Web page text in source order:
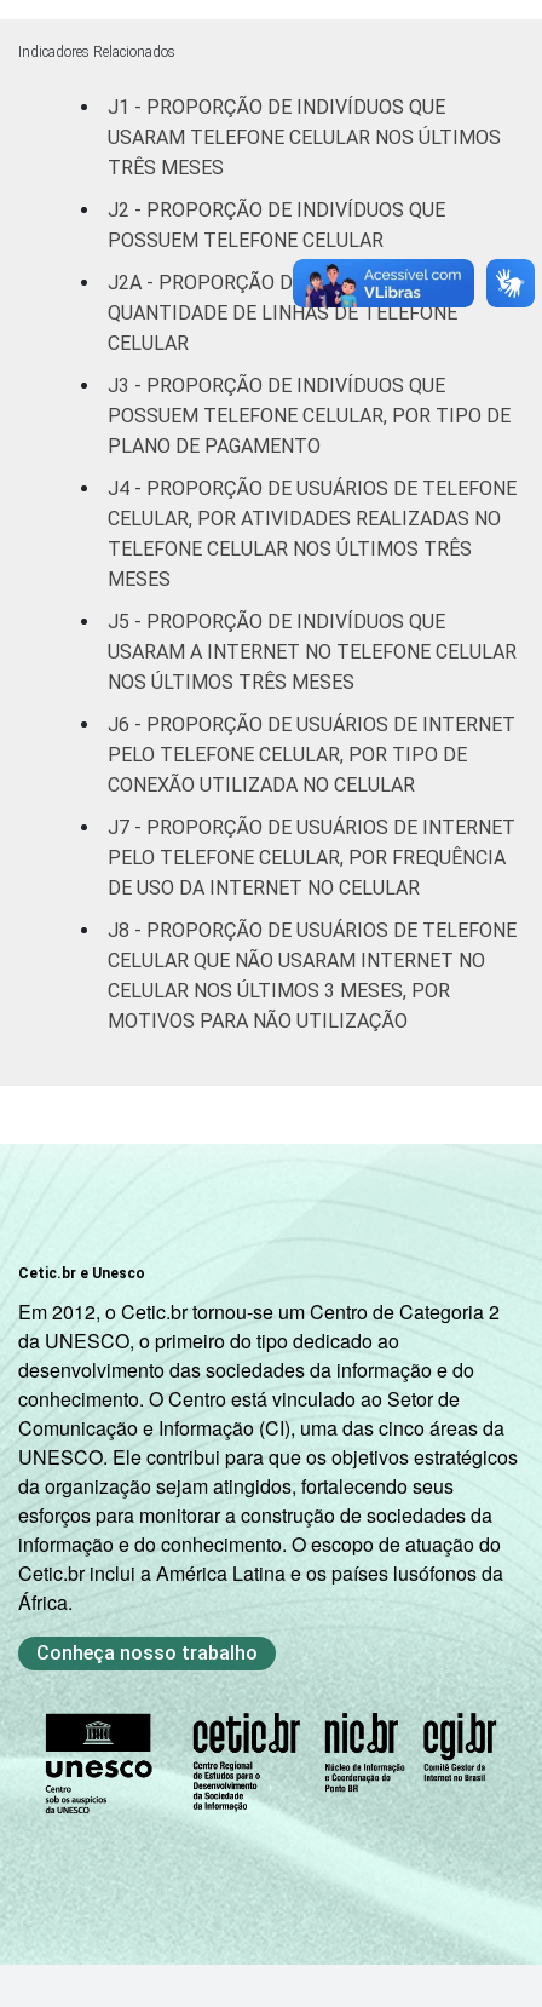
etária
anos
35 45 19
De 16 a 24
anos
anos
7 52 38 2
anos
De 45 a 59
De 60 anos
ou mais
32 52 14
Renda
Familiar
Até 1 SM 30 48 21
Mais de 1
18
Mais de 2
SM até 3 SM
12 56
Mais de 3
SM até 5 SM
9 55 32 4
Mais de 5
SM até 10
SM
4 61 33
Classe
Classe A 4 59 33 4
Classe D/ E 32 48 18 2
Classe
social
2015
Classe A 5 61 31
Classe B 5 57 34 4
Classe C 12 56 30
Classe D/ E 30 49 19 2
Condição
de
atividade
Não PEA 27 20
Base: 174.952.644 pessoas. Dados
coletados entre Novembro de 2015 e Junho
de 2016.
Indicadores Relacionados
J1 - PROPORÇÃO DE INDIVÍDUOS QUE
USARAM TELEFONE CELULAR NOS ÚLTIMOS
TRÊS MESES
J2 - PROPORÇÃO DE INDIVÍDUOS QUE
POSSUEM TELEFONE CELULAR
J2A - PROPORÇÃO DE INDIVÍDUOS, POR
QUANTIDADE DE LINHAS DE TELEFONE
CELULAR
J3 - PROPORÇÃO DE INDIVÍDUOS QUE
POSSUEM TELEFONE CELULAR, POR TIPO DE
PLANO DE PAGAMENTO
J4 - PROPORÇÃO DE USUÁRIOS DE TELEFONE
CELULAR, POR ATIVIDADES REALIZADAS NO
TELEFONE CELULAR NOS ÚLTIMOS TRÊS
MESES
J5 - PROPORÇÃO DE INDIVÍDUOS QUE
USARAM A INTERNET NO TELEFONE CELULAR
NOS ÚLTIMOS TRÊS MESES
J6 - PROPORÇÃO DE USUÁRIOS DE INTERNET
PELO TELEFONE CELULAR, POR TIPO DE
CONEXÃO UTILIZADA NO CELULAR
J7 - PROPORÇÃO DE USUÁRIOS DE INTERNET
PELO TELEFONE CELULAR, POR FREQUÊNCIA
DE USO DA INTERNET NO CELULAR
J8 - PROPORÇÃO DE USUÁRIOS DE TELEFONE
CELULAR QUE NÃO USARAM INTERNET NO
CELULAR NOS ÚLTIMOS 3 MESES, POR
MOTIVOS PARA NÃO UTILIZAÇÃO
Cetic.br e Unesco
Em 2012, o Cetic.br tornou-se um Centro de Categoria 2
da UNESCO, o primeiro do tipo dedicado ao
desenvolvimento das sociedades da informação e do
conhecimento. O Centro está vinculado ao Setor de
Comunicação e Informação (CI), uma das cinco áreas da
UNESCO. Ele contribui para que os objetivos estratégicos
da organização sejam atingidos, fortalecendo seus
esforços para monitorar a construção de sociedades da
informação e do conhecimento. O escopo de atuação do
Cetic.br inclui a América Latina e os países lusófonos da
África.
Conheça nosso trabalho